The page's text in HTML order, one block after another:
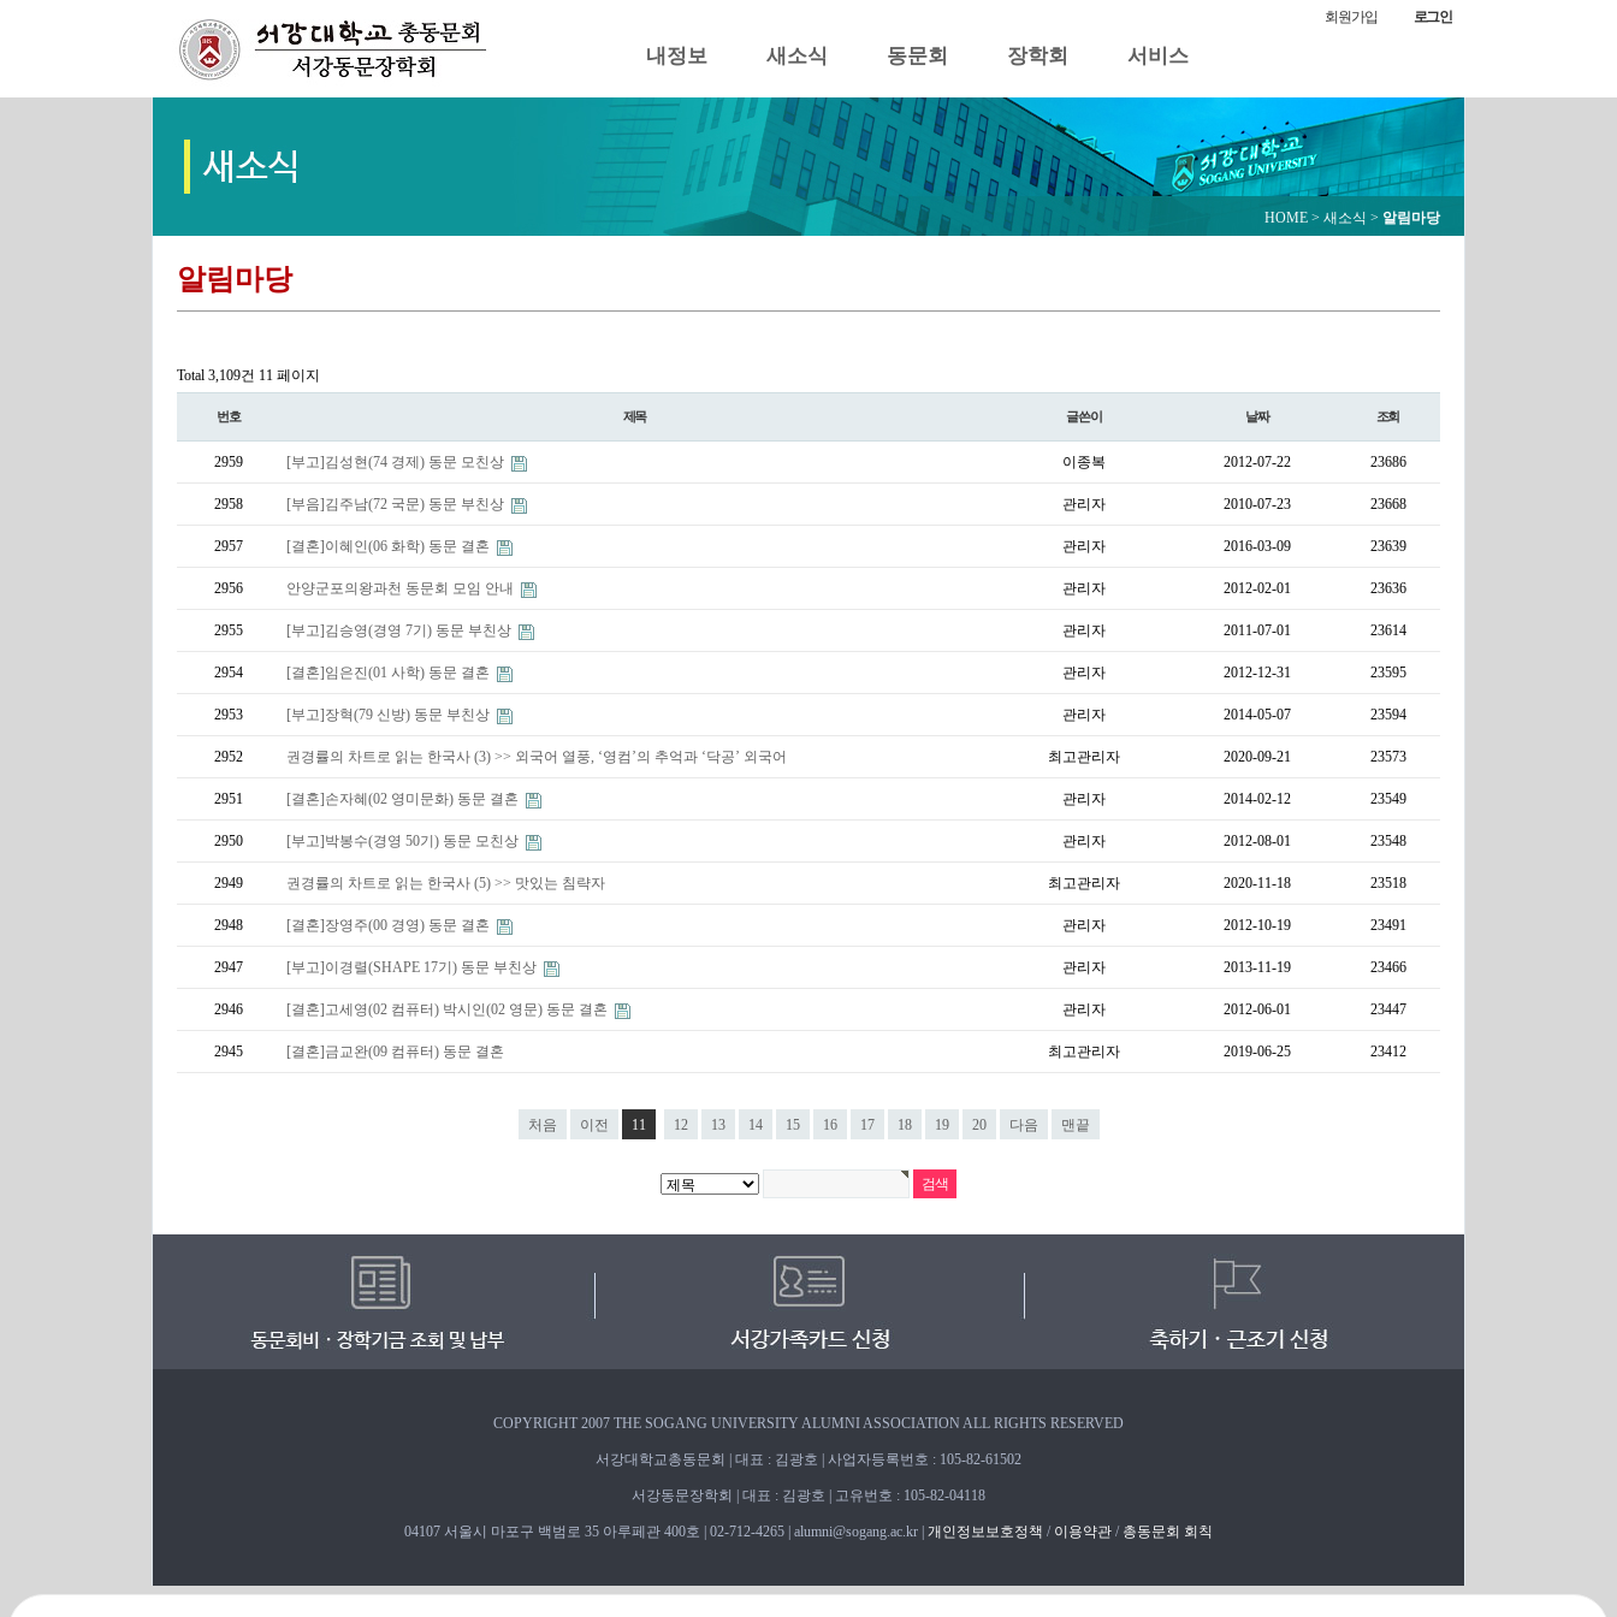
내정보 새소식 동문회 장학회 서비스
회원가입 로그인
HOME > 새소식 > 알림마당
알림마당
Total 3,109건 11 페이지
번호 제목 글쓴이 날짜 조회
2959 [부고]김성현(74 경제) 동문 모친상 이종복 2012-07-22 23686
2958 [부음]김주남(72 국문) 동문 부친상 관리자 2010-07-23 23668
2957 [결혼]이혜인(06 화학) 동문 결혼 관리자 2016-03-09 23639
2956 안양군포의왕과천 동문회 모임 안내 관리자 2012-02-01 23636
2955 [부고]김승영(경영 7기) 동문 부친상 관리자 2011-07-01 23614
2954 [결혼]임은진(01 사학) 동문 결혼 관리자 2012-12-31 23595
2953 [부고]장혁(79 신방) 동문 부친상 관리자 2014-05-07 23594
2952 권경률의 차트로 읽는 한국사 (3) >> 외국어 열풍, ‘영컴’의 추억과 ‘닥공’ 외국어 최고관리자 2020-09-21 23573
2951 [결혼]손자혜(02 영미문화) 동문 결혼 관리자 2014-02-12 23549
2950 [부고]박봉수(경영 50기) 동문 모친상 관리자 2012-08-01 23548
2949 권경률의 차트로 읽는 한국사 (5) >> 맛있는 침략자 최고관리자 2020-11-18 23518
2948 [결혼]장영주(00 경영) 동문 결혼 관리자 2012-10-19 23491
2947 [부고]이경렬(SHAPE 17기) 동문 부친상 관리자 2013-11-19 23466
2946 [결혼]고세영(02 컴퓨터) 박시인(02 영문) 동문 결혼 관리자 2012-06-01 23447
2945 [결혼]금교완(09 컴퓨터) 동문 결혼 최고관리자 2019-06-25 23412
처음 이전 11 12 13 14 15 16 17 18 19 20 다음 맨끝
COPYRIGHT 2007 THE SOGANG UNIVERSITY ALUMNI ASSOCIATION ALL RIGHTS RESERVED
서강대학교총동문회 | 대표 : 김광호 | 사업자등록번호 : 105-82-61502
서강동문장학회 | 대표 : 김광호 | 고유번호 : 105-82-04118
04107 서울시 마포구 백범로 35 아루페관 400호 | 02-712-4265 | alumni@sogang.ac.kr | 개인정보보호정책 / 이용약관 / 총동문회 회칙